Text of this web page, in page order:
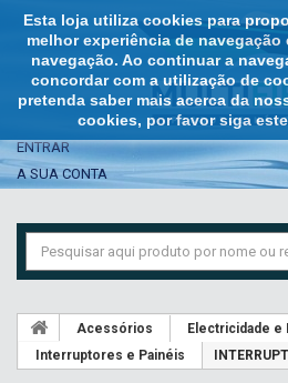
Esta loja utiliza cookies para
melhor experiência de navegação
navegação. Ao continuar a
concordar com a utilização de
pretenda saber mais acerca da
cookies, por favor siga este
ENTRAR
A SUA CONTA
Acessórios
Electricidade e
Interruptores e Painéis